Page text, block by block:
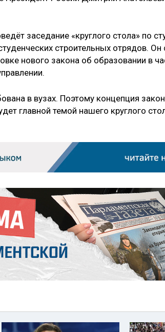
заседание «круглого стола» по
строительных отрядов.
нового закона об образовании в
в вузах. Поэтому концепция
главной темой нашего круглого